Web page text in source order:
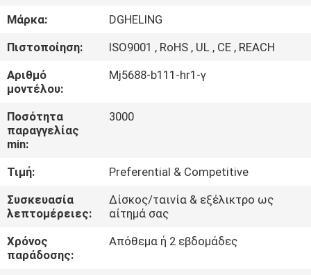
ΓΎΡΟΣ
ΕΡΓΟΣΤΑΣΊΩΝ
ΠΟΙΟΤΙΚΌΣ
ΈΛΕΓΧΟΣ
ΕΛΆΤΕ
ΣΕ
ΕΠΑΦΉ
ΜΕ
Μάρκα:
DGHELING
Πιστοποίηση:
ISO9001 , RoHS , UL , CE , REACH
Αριθμό
μοντέλου:
Mj5688-b111-hr1-γ
Ποσότητα
παραγγελίας
min:
3000
Τιμή:
Preferential & Competitive
Συσκευασία
λεπτομέρειες:
Δίσκος/ταινία & εξέλικτρο ως
αίτημά σας
Χρόνος
παράδοσης:
Απόθεμα ή 2 εβδομάδες